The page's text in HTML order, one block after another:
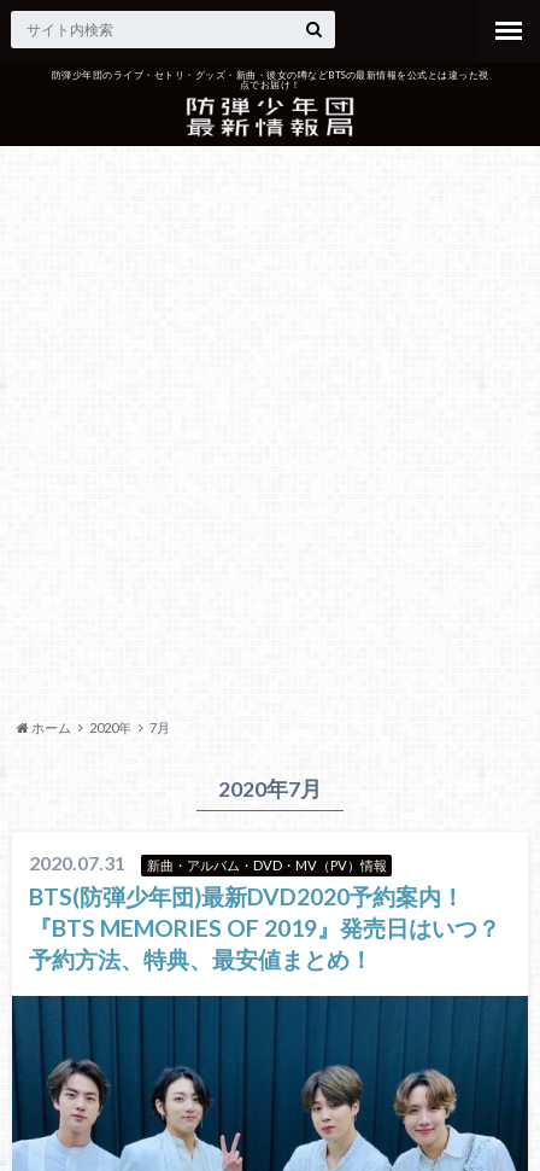
防弾少年団のライブ・セトリ・グッズ・新曲・彼女の噂などBTSの最新情報を公式とは違った視
点でお届け！
ホーム 2020年 7月
2020年7月
2020.07.31 新曲・アルバム・DVD・MV（PV）情報
BTS(防弾少年団)最新DVD2020予約案内！
『BTS MEMORIES OF 2019』発売日はいつ？
予約方法、特典、最安値まとめ！